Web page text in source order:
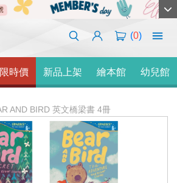
(0)
限時價 新品上架 繪本館 幼兒館
AND BIRD 英文橋梁書 4冊